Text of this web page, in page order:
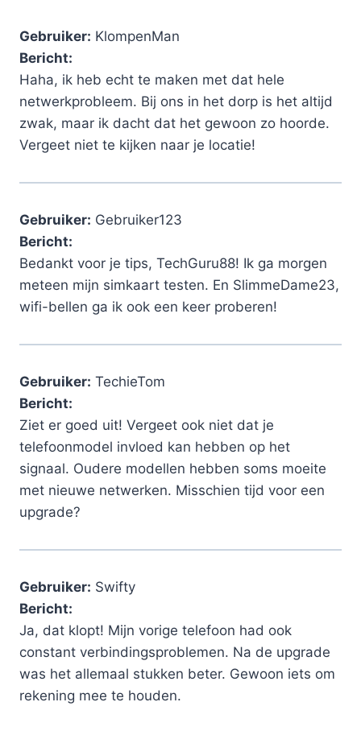
Gebruiker: KlompenMan
Bericht:
Haha, ik heb echt te maken met dat hele
netwerkprobleem. Bij ons in het dorp is het altijd
zwak, maar ik dacht dat het gewoon zo hoorde.
Vergeet niet te kijken naar je locatie!
Gebruiker: Gebruiker123
Bericht:
Bedankt voor je tips, TechGuru88! Ik ga morgen
meteen mijn simkaart testen. En SlimmeDame23,
wifi-bellen ga ik ook een keer proberen!
Gebruiker: TechieTom
Bericht:
Ziet er goed uit! Vergeet ook niet dat je
telefoonmodel invloed kan hebben op het
signaal. Oudere modellen hebben soms moeite
met nieuwe netwerken. Misschien tijd voor een
upgrade?
Gebruiker: Swifty
Bericht:
Ja, dat klopt! Mijn vorige telefoon had ook
constant verbindingsproblemen. Na de upgrade
was het allemaal stukken beter. Gewoon iets om
rekening mee te houden.